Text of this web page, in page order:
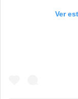
Ver